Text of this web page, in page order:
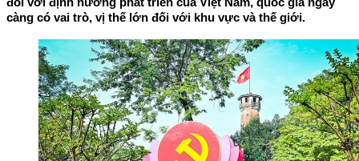
càng có vai trò, vị thế lớn đối với khu vực và thế giới.